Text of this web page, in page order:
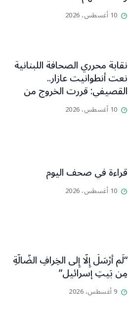
10 أغسطس، 2026
نقابة محرري الصحافة اللبنانية
نعت أنطوانيت عازار..
القصيفي: قررت الخروج من
عزلتها والإنطلاق إلى عالم
أفضل ينسيها ما سامته من
10 أغسطس، 2026
قراءة في صحف اليوم
10 أغسطس، 2026
“لَم أُرْسَلْ إِلَّا إِلى الخِرافِ الضَّالَّةِ
مِن بَيتِ إسرائيل”
9 أغسطس، 2026